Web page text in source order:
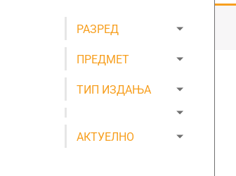
РАЗРЕД
ПРЕДМЕТ
ТИП ИЗДАЊА
АКТУЕЛНО